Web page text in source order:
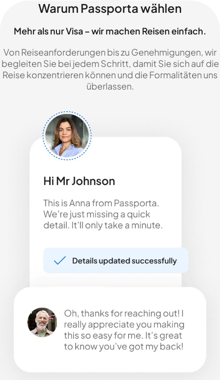
Warum Passporta wählen
Mehr als nur Visa – wir machen Reisen einfach.
Von Reiseanforderungen bis zu Genehmigungen, wir
begleiten Sie bei jedem Schritt, damit Sie sich auf die
Reise konzentrieren können und die Formalitäten uns
überlassen.